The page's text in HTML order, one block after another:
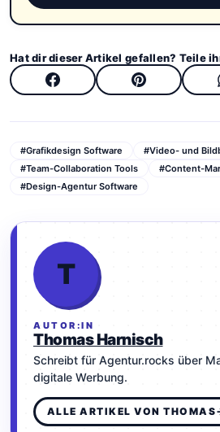
Hat dir dieser Artikel gefallen? Teile
#Grafikdesign Software
#Video- und
#Team-Collaboration Tools
#Content-
#Design-Agentur Software
T
AUTOR:IN
Thomas Harnisch
Schreibt für Agentur.rocks über
digitale Werbung.
ALLE ARTIKEL VON THOMAS